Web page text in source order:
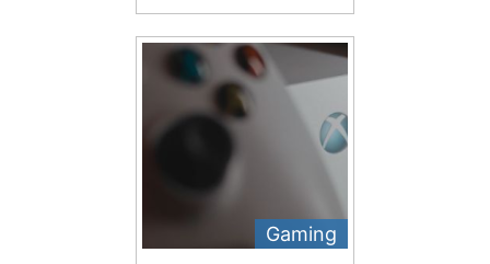
Gaming